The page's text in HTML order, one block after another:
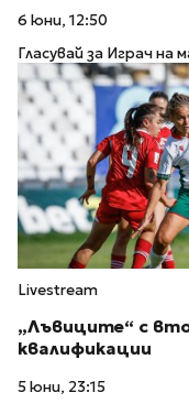
6 юни, 12:50
Гласувай за Играч
Livestream
„Лъвиците“ с
квалификации
5 юни, 23:15